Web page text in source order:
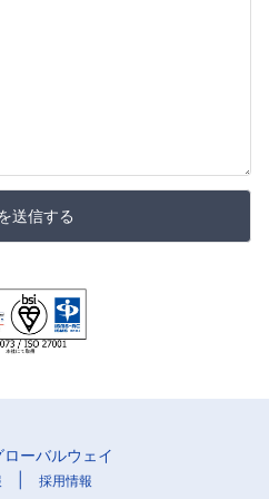
送信する
ーバルウェイ
採用情報